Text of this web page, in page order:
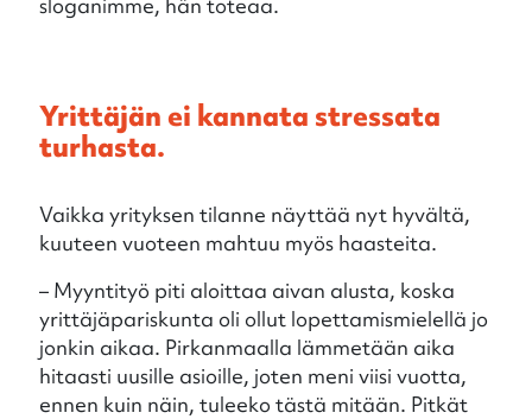
Yrittäjän ei kannata stressata
turhasta.
Vaikka yrityksen tilanne näyttää nyt hyvältä,
kuuteen vuoteen mahtuu myös haasteita.
– Myyntityö piti aloittaa aivan alusta, koska
yrittäjäpariskunta oli ollut lopettamismielellä jo
jonkin aikaa. Pirkanmaalla lämmetään aika
hitaasti uusille asioille, joten meni viisi vuotta,
ennen kuin näin, tuleeko tästä mitään. Pitkät